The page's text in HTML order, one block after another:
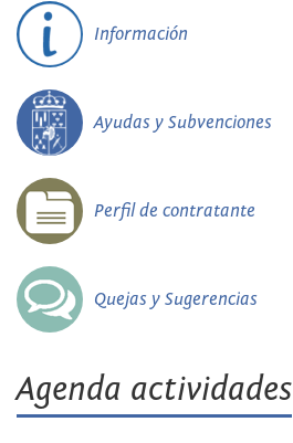
Información
Ayudas y Subvenciones
Perfil de contratante
Quejas y Sugerencias
Agenda actividades